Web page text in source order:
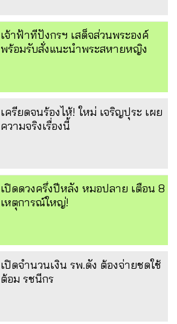
เจ้าฟ้าทีปังกรฯ เสด็จส่วนพระองค์
พร้อมรับสั่งแนะนำพระสหายหญิง
เครียดจนร้องไห้! ใหม่ เจริญปุระ เผย
ความจริงเรื่องนี้
เปิดดวงครึ่งปีหลัง หมอปลาย เตือน 8
เหตุการณ์ใหญ่!
เปิดจำนวนเงิน รพ.ดัง ต้องจ่ายชดใช้
ต้อม รชนีกร